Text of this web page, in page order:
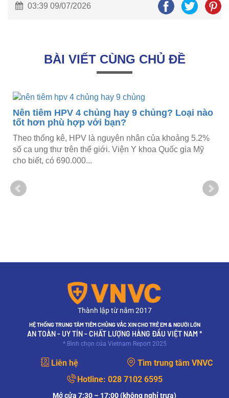
03:39 09/07/2026
BÀI VIẾT CÙNG CHỦ ĐỀ
Nên tiêm HPV 4 chủng hay 9 chủng? Loại nào
tốt hơn phù hợp với bạn?
Theo thống kê, HPV là nguyên nhân của khoảng 5.2%
số ca ung thư trên thế giới. Viện Y khoa Quốc gia Mỹ
cho biết, có 690.000...
Thành lập từ năm 2017
HỆ THỐNG TRUNG TÂM TIÊM CHỦNG VẮC XIN CHO TRẺ EM & NGƯỜI LỚN
AN TOÀN - UY TÍN - CHẤT LƯỢNG HÀNG ĐẦU VIỆT NAM *
* Bình chọn của Vietnam Report 2025
Liên hệ
Tìm trung tâm VNVC
Hotline: 028 7102 6595
Mở cửa 7:30 – 17:00 (không nghỉ trưa)